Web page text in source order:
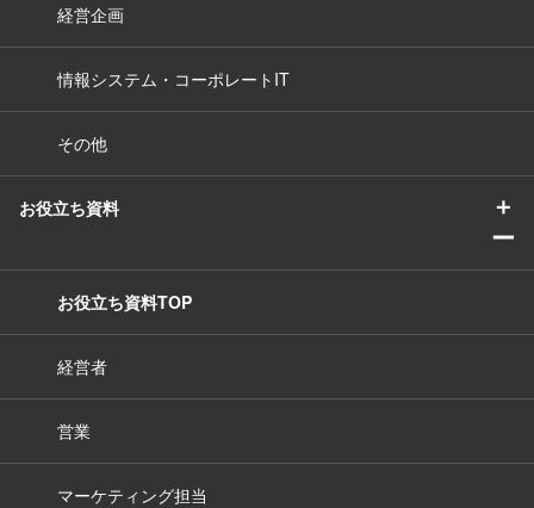
経営企画
情報システム・コーポレートIT
その他
お役立ち資料
＋
ー
お役立ち資料TOP
経営者
営業
マーケティング担当